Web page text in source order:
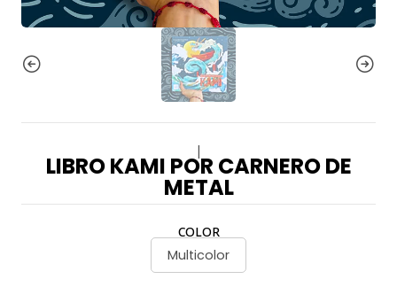
|
LIBRO KAMI POR CARNERO DE
METAL
COLOR
Multicolor